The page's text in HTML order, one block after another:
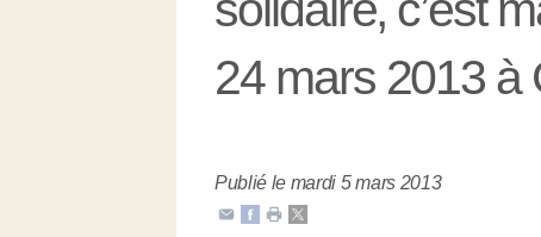
24 mars 2013 à
Publié le mardi 5 mars 2013